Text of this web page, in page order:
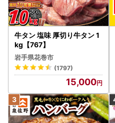
牛タン 塩味 厚切り牛タン 1
kg【767】
岩手県花巻市
(1797)
15,000